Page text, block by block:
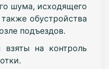
шума, исходящего
обустройства
подъездов.
на контроль